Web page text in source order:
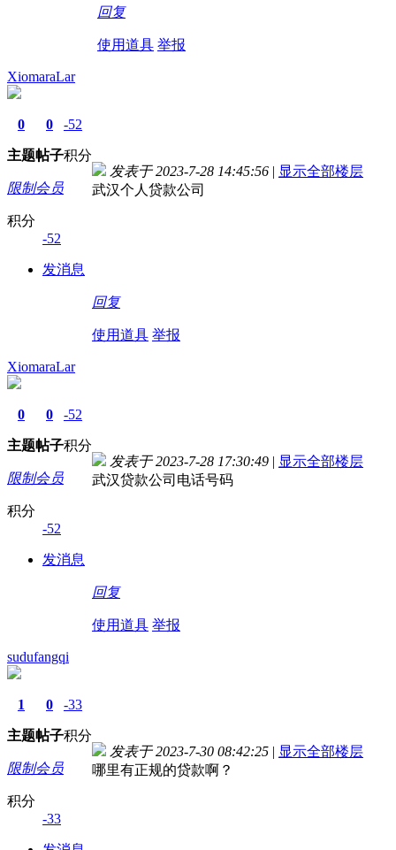
回复
使用道具 举报
XiomaraLar
0
主题
0
帖子
-52
积分
限制会员
积分
-52
发消息
发表于 2023-7-28 14:45:56 | 显示全部楼层
武汉个人贷款公司
回复
使用道具 举报
XiomaraLar
0
主题
0
帖子
-52
积分
限制会员
积分
-52
发消息
发表于 2023-7-28 17:30:49 | 显示全部楼层
武汉贷款公司电话号码
回复
使用道具 举报
sudufangqi
1
主题
0
帖子
-33
积分
限制会员
积分
-33
发表于 2023-7-30 08:42:25 | 显示全部楼层
哪里有正规的贷款啊？